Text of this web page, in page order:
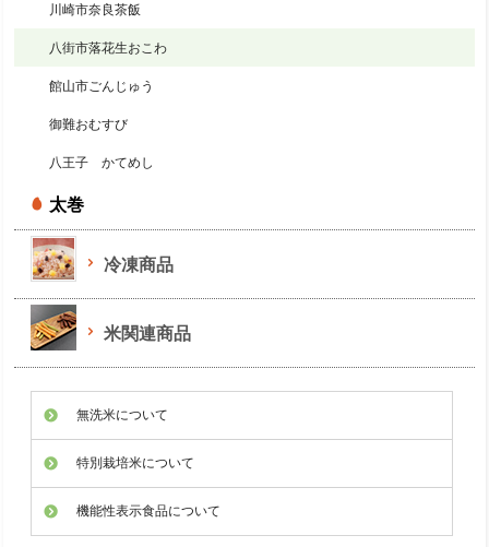
川崎市奈良茶飯
八街市落花生おこわ
館山市ごんじゅう
御難おむすび
八王子 かてめし
太巻
冷凍商品
米関連商品
無洗米について
特別栽培米について
機能性表示食品について